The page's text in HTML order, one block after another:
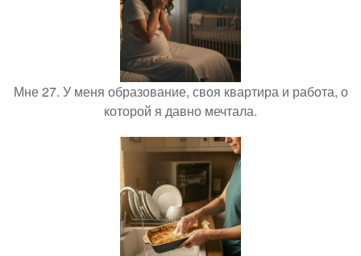
Мне 27. У меня образование, своя квартира и работа, о
которой я давно мечтала.